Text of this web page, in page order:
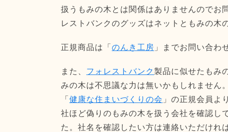
扱うもみの木とは関係はありませんのでお
レストバンクのグッズはネットともみの木
正規商品は「 のんき工房 」までお問い合わ
また、 フォレストバンク製品に似せたもみ
みの木は不思議な力は無いかもしれません
「 健康な住まいづくりの会 」の正規会員よ
社ほど偽りのもみの木を扱う会社を確認し
た。社名を確認したい方は連絡いただけれ